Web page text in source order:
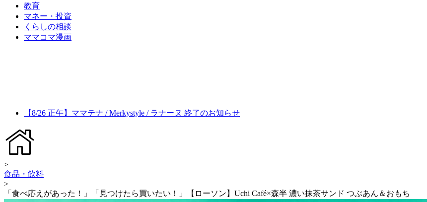
教育
マネー・投資
くらしの相談
ママコマ漫画
【8/26 正午】ママテナ / Merkystyle / ラナーヌ 終了のお知らせ
>
食品・飲料
>
「食べ応えがあった！」「見つけたら買いたい！」【ローソン】Uchi Café×森半 濃い抹茶サンド つぶあん＆おもち